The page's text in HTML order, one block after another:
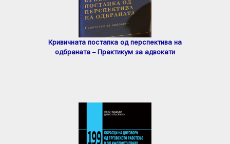
Кривичната постапка од перспектива на
одбраната – Практикум за адвокати